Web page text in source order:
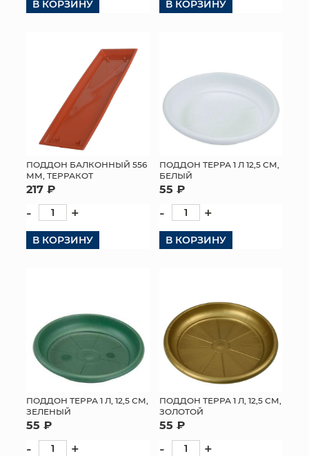
В КОРЗИНУ В КОРЗИНУ
ПОДДОН БАЛКОННЫЙ 556
ММ, ТЕРРАКОТ
217 ₽
- +
В КОРЗИНУ
ПОДДОН ТЕРРА 1 Л 12,5 СМ,
БЕЛЫЙ
55 ₽
- +
В КОРЗИНУ
ПОДДОН ТЕРРА 1 Л, 12,5 СМ,
ЗЕЛЕНЫЙ
55 ₽
- +
ПОДДОН ТЕРРА 1 Л, 12,5 СМ,
ЗОЛОТОЙ
55 ₽
- +